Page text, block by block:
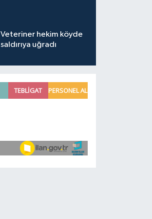
Veteriner hekim köyde
saldırıya uğradı